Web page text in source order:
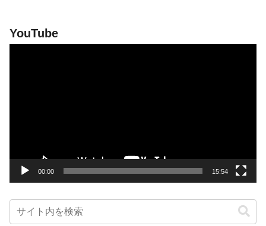
YouTube
00:00 15:54